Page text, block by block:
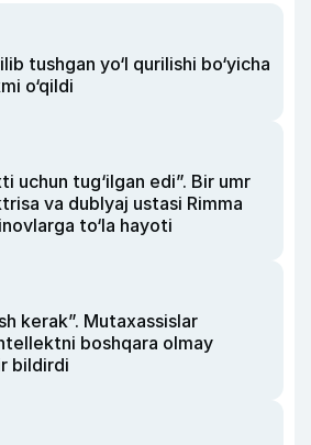
tushgan yo‘l qurilishi bo‘yicha
o‘qildi
uchun tug‘ilgan edi”. Bir umr
va dublyaj ustasi Rimma
to‘la hayoti
kerak”. Mutaxassislar
boshqara olmay
bildirdi